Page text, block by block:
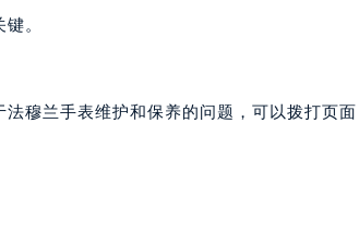
）
预约）
约）
预约）
。
穆兰手表维护和保养的问题，可以拨打页面